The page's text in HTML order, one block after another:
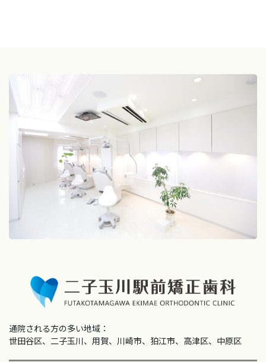
通院される方の多い地域：
世田谷区、二子玉川、用賀、川崎市、狛江市、高津区、中原区